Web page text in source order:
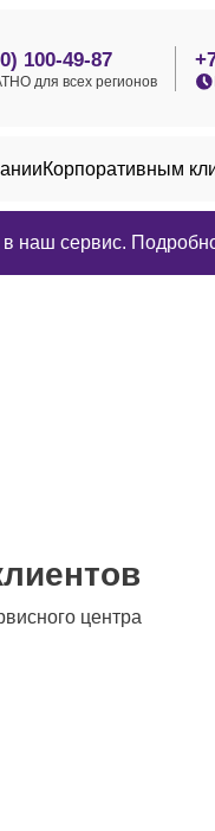
100-49-87
для всех регионов
Корпоративным
наш сервис.
центра